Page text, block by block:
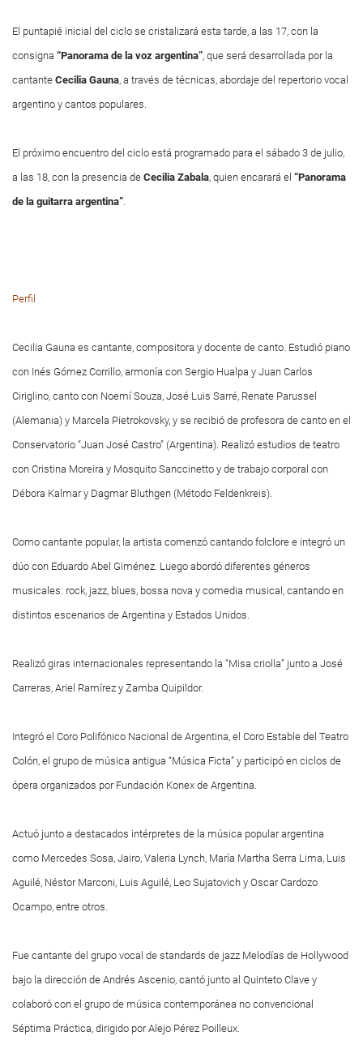
El puntapié inicial del ciclo se cristalizará esta tarde, a las 17, con la
consigna “Panorama de la voz argentina”, que será desarrollada por la
cantante Cecilia Gauna, a través de técnicas, abordaje del repertorio vocal
argentino y cantos populares.
El próximo encuentro del ciclo está programado para el sábado 3 de julio,
a las 18, con la presencia de Cecilia Zabala, quien encarará el “Panorama
de la guitarra argentina”.
Perfil
Cecilia Gauna es cantante, compositora y docente de canto. Estudió piano
con Inés Gómez Corrillo, armonía con Sergio Hualpa y Juan Carlos
Ciriglino, canto con Noemí Souza, José Luis Sarré, Renate Parussel
(Alemania) y Marcela Pietrokovsky, y se recibió de profesora de canto en el
Conservatorio “Juan José Castro” (Argentina). Realizó estudios de teatro
con Cristina Moreira y Mosquito Sanccinetto y de trabajo corporal con
Débora Kalmar y Dagmar Bluthgen (Método Feldenkreis).
Como cantante popular, la artista comenzó cantando folclore e integró un
dúo con Eduardo Abel Giménez. Luego abordó diferentes géneros
musicales: rock, jazz, blues, bossa nova y comedia musical, cantando en
distintos escenarios de Argentina y Estados Unidos.
Realizó giras internacionales representando la “Misa criolla” junto a José
Carreras, Ariel Ramírez y Zamba Quipildor.
Integró el Coro Polifónico Nacional de Argentina, el Coro Estable del Teatro
Colón, el grupo de música antigua “Música Ficta” y participó en ciclos de
ópera organizados por Fundación Konex de Argentina.
Actuó junto a destacados intérpretes de la música popular argentina
como Mercedes Sosa, Jairo, Valeria Lynch, María Martha Serra Lima, Luis
Aguilé, Néstor Marconi, Luis Aguilé, Leo Sujatovich y Oscar Cardozo
Ocampo, entre otros.
Fue cantante del grupo vocal de standards de jazz Melodías de Hollywood
bajo la dirección de Andrés Ascenio, cantó junto al Quinteto Clave y
colaboró con el grupo de música contemporánea no convencional
Séptima Práctica, dirigido por Alejo Pérez Poilleux.